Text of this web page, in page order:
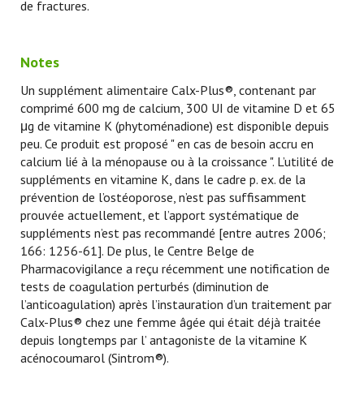
de fractures.
Notes
Un supplément alimentaire Calx-Plus®, contenant par
comprimé 600 mg de calcium, 300 UI de vitamine D et 65
μg de vitamine K (phytoménadione) est disponible depuis
peu. Ce produit est proposé " en cas de besoin accru en
calcium lié à la ménopause ou à la croissance ". L’utilité de
suppléments en vitamine K, dans le cadre p. ex. de la
prévention de l’ostéoporose, n’est pas suffisamment
prouvée actuellement, et l’apport systématique de
suppléments n’est pas recommandé [entre autres 2006;
166: 1256-61]. De plus, le Centre Belge de
Pharmacovigilance a reçu récemment une notification de
tests de coagulation perturbés (diminution de
l’anticoagulation) après l’instauration d’un traitement par
Calx-Plus® chez une femme âgée qui était déjà traitée
depuis longtemps par l’ antagoniste de la vitamine K
acénocoumarol (Sintrom®).